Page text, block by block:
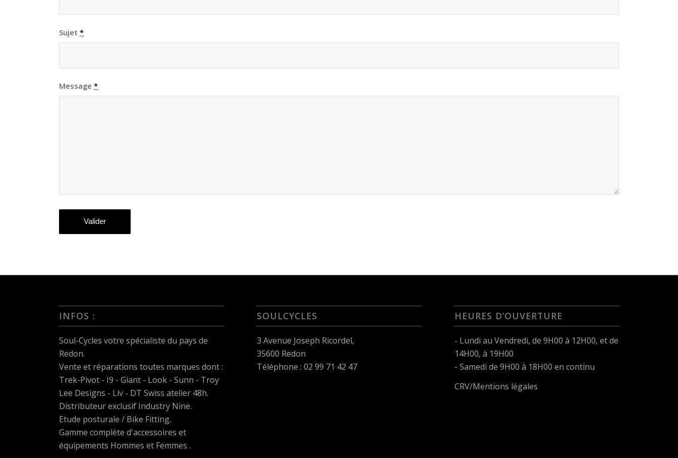
Sujet*
Message*
INFOS :
Soul-Cycles votre spécialiste du pays de
Redon.
Vente et réparations toutes marques dont :
Trek-Pivot - I9 - Giant - Look - Sunn - Troy
Lee Designs - Liv - DT Swissatelier 48h.
Distributeur exclusif Industry Nine.
Etude posturale / Bike Fitting.
Gamme complète d'accessoires et
équipements Hommes et Femmes .
SOULCYCLES
3 Avenue Joseph Ricordel,
35600 Redon
Téléphone : 02 99 71 42 47
HEURES D’OUVERTURE
- Lundi au Vendredi, de 9H00 à 12H00, et de
14H00, à 19H00
- Samedi de 9H00 à 18H00 en continu
CRV/Mentions légales